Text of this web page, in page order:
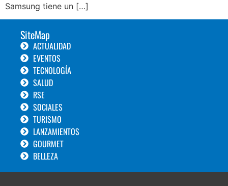
Samsung tiene un […]
SiteMap
ACTUALIDAD
EVENTOS
TECNOLOGÍA
SALUD
RSE
SOCIALES
TURISMO
LANZAMIENTOS
GOURMET
BELLEZA